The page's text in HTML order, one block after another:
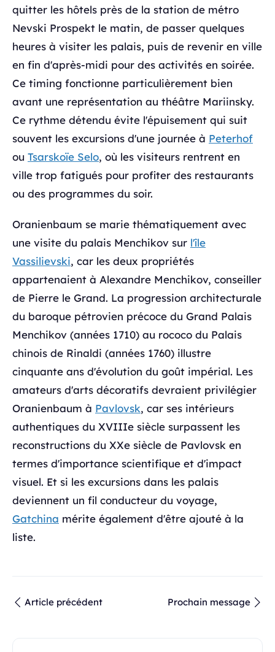
quitter les hôtels près de la station de métro
Nevski Prospekt le matin, de passer quelques
heures à visiter les palais, puis de revenir en ville
en fin d'après-midi pour des activités en soirée.
Ce timing fonctionne particulièrement bien
avant une représentation au théâtre Mariinsky.
Ce rythme détendu évite l'épuisement qui suit
souvent les excursions d'une journée à Peterhof
ou Tsarskoïe Selo, où les visiteurs rentrent en
ville trop fatigués pour profiter des restaurants
ou des programmes du soir.
Oranienbaum se marie thématiquement avec
une visite du palais Menchikov sur l'île
Vassilievski, car les deux propriétés
appartenaient à Alexandre Menchikov, conseiller
de Pierre le Grand. La progression architecturale
du baroque pétrovien précoce du Grand Palais
Menchikov (années 1710) au rococo du Palais
chinois de Rinaldi (années 1760) illustre
cinquante ans d'évolution du goût impérial. Les
amateurs d'arts décoratifs devraient privilégier
Oranienbaum à Pavlovsk, car ses intérieurs
authentiques du XVIIIe siècle surpassent les
reconstructions du XXe siècle de Pavlovsk en
termes d'importance scientifique et d'impact
visuel. Et si les excursions dans les palais
deviennent un fil conducteur du voyage,
Gatchina mérite également d'être ajouté à la
liste.
Article précédent Prochain message